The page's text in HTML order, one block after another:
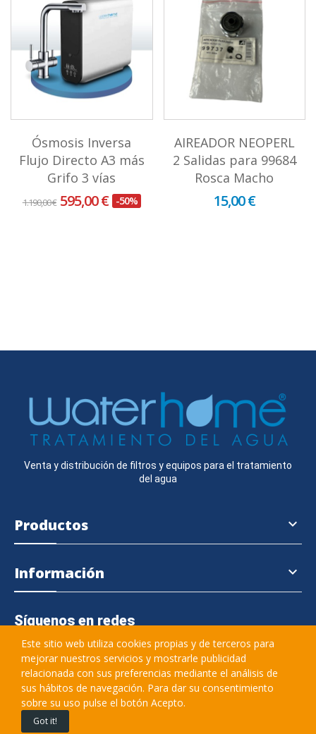
Ósmosis Inversa
Flujo Directo A3 más
Grifo 3 vías
1.190,00 € 595,00 € -50%
AIREADOR NEOPERL
2 Salidas para 99684
Rosca Macho
15,00 €
Venta y distribución de filtros y equipos para el tratamiento
del agua
Productos 
Información 
Síguenos en redes
645 364 457
info@waterhome.es
Este sitio web utiliza cookies propias y de terceros para
mejorar nuestros servicios y mostrarle publicidad
relacionada con sus preferencias mediante el análisis de
sus hábitos de navegación. Para dar su consentimiento
sobre su uso pulse el botón Acepto.
Got it!